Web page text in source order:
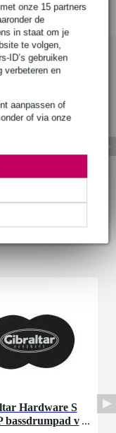
onze 15 partners
de
in staat om je
te volgen,
ID’s gebruiken
verbeteren en
aanpassen of
of via onze
Hardware S
bassdrumpad v